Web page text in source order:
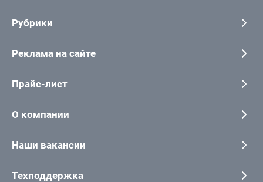
Рубрики
Реклама на сайте
Прайс-лист
О компании
Наши вакансии
Техподдержка